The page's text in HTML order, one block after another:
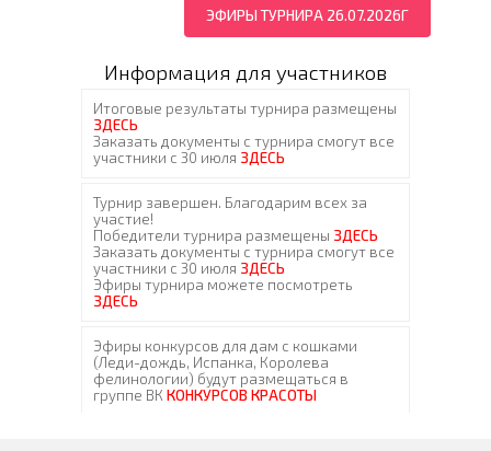
ЭФИРЫ ТУРНИРА 26.07.2026Г
Информация для участников